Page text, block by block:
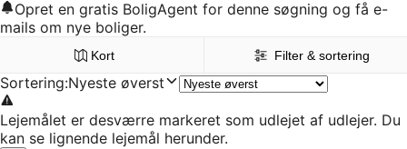
Opret en gratis BoligAgent for denne søgning og få e-
mails om nye boliger.
Kort Filter & sortering
Sortering:Nyeste øverst
Lejemålet er desværre markeret som udlejet af udlejer. Du
kan se lignende lejemål herunder.